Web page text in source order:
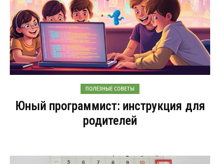
ПОЛЕЗНЫЕ СОВЕТЫ
Юный программист: инструкция для
родителей